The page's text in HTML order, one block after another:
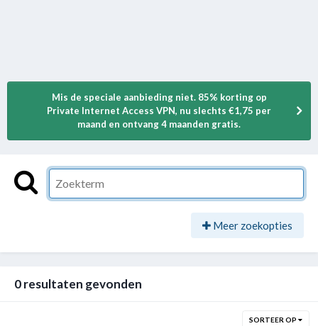
Mis de speciale aanbieding niet. 85% korting op
Private Internet Access VPN, nu slechts €1,75 per
maand en ontvang 4 maanden gratis.
Meer zoekopties
0 resultaten gevonden
SORTEER OP